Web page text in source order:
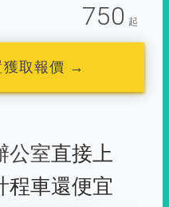
750 起
獲取報價 →
公室直接上
程車還便宜